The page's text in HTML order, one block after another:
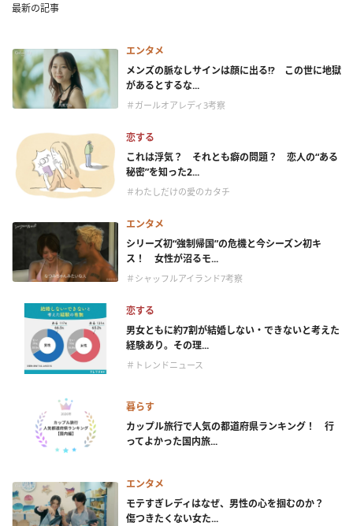
最新の記事
エンタメ
メンズの脈なしサインは顔に出る!? この世に地獄
があるとするな...
＃ガールオアレディ3考察
恋する
これは浮気？ それとも癖の問題？ 恋人の“ある
秘密”を知った2...
＃わたしだけの愛のカタチ
エンタメ
シリーズ初“強制帰国”の危機と今シーズン初キ
ス！ 女性が沼るモ...
＃シャッフルアイランド7考察
恋する
男女ともに約7割が結婚しない・できないと考えた
経験あり。その理...
＃トレンドニュース
暮らす
カップル旅行で人気の都道府県ランキング！ 行
ってよかった国内旅...
エンタメ
モテすぎレディはなぜ、男性の心を掴むのか？
傷つきたくない女た...